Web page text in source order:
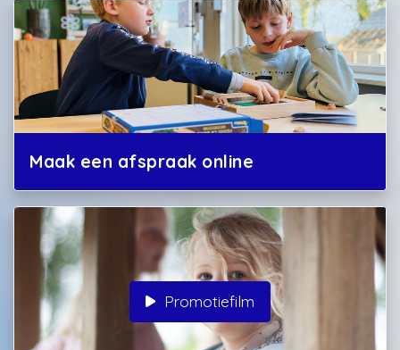
Maak een afspraak online
Promotiefilm